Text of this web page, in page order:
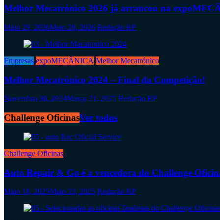
Melhor Mecatrónico 2026 já arrancou na
Maio 29, 2026Maio 28, 2026 Redação RP
Empresas expoMECÂNICA Melhor Mecatrónico
Melhor Mecatrónico 2024 – Final da Competição!
Novembro 30, 2024Março 21, 2025 Redação RP
Challenge OficinasVer todos
Challenge Oficinas
Auto Repair & Go é a vencedora do Challenge
Maio 18, 2025Maio 23, 2025 Redação RP